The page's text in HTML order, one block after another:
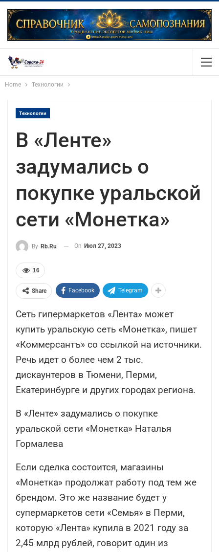
Home Технологии
Технологии
В «Ленте»
задумались о
покупке уральской
сети «Монетка»
By Rb.ru On Июл 27, 2023
16
Share Facebook Telegram
Сеть гипермаркетов «Лента» может
купить уральскую сеть «Монетка», пишет
«Коммерсантъ» со ссылкой на источники.
Речь идет о более чем 2 тыс.
дискаунтеров в Тюмени, Перми,
Екатеринбурге и других городах региона.
В «Ленте» задумались о покупке
уральской сети «Монетка» Наталья
Гормалева
Если сделка состоится, магазины
«Монетка» продолжат работу под тем же
брендом. Это же название будет у
супермаркетов сети «Семья» в Перми,
которую «Лента» купила в 2021 году за
2,45 млрд рублей, говорит один из